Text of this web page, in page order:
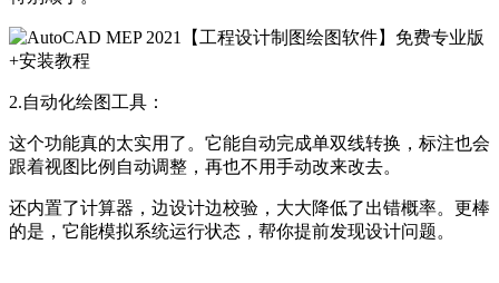
2.自动化绘图工具：
这个功能真的太实用了。它能自动完成单双线转换，标注也会
跟着视图比例自动调整，再也不用手动改来改去。
还内置了计算器，边设计边校验，大大降低了出错概率。更棒
的是，它能模拟系统运行状态，帮你提前发现设计问题。